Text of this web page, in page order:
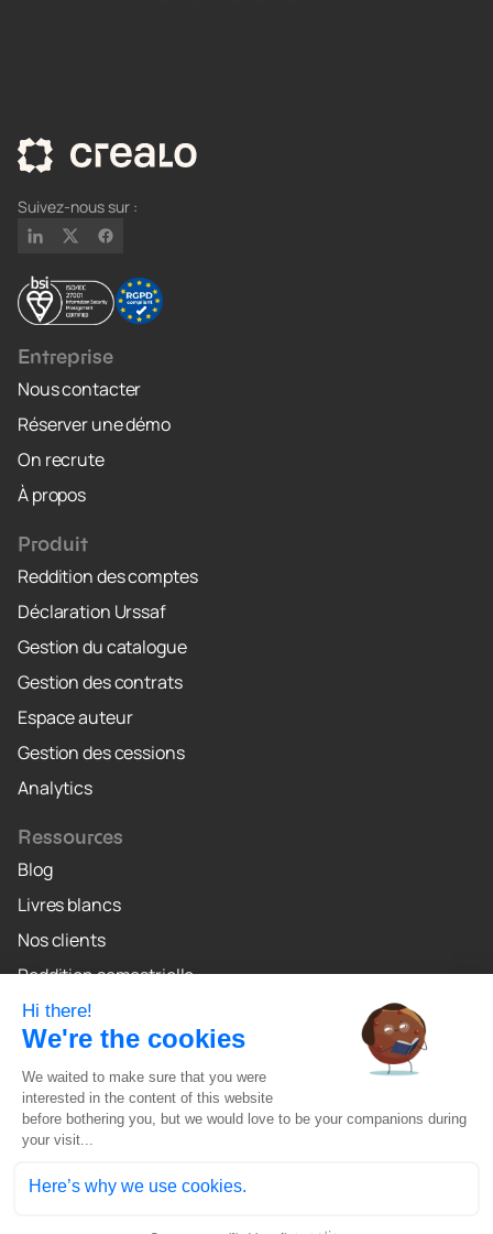
Suivez-nous sur :
Entreprise
Nous contacter
Réserver une démo
On recrute
À propos
Produit
Reddition des comptes
Déclaration Urssaf
Gestion du catalogue
Gestion des contrats
Espace auteur
Gestion des cessions
Analytics
Ressources
Blog
Livres blancs
Nos clients
Reddition semestrielle
Pourquoi Crealo
Crealo Canada
Mentions Légales